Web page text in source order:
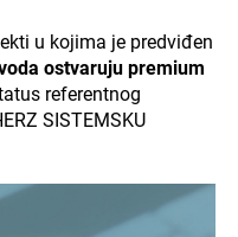
u kojima je predviđen
ostvaruju premium
referentnog
SISTEMSKU